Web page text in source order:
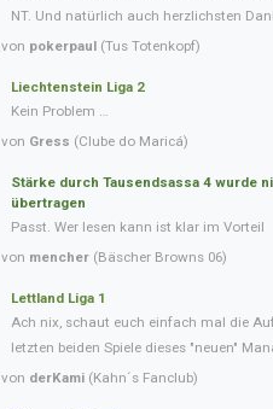
NT. Und natürlich auch herzlichsten
von pokerpaul (Tus Totenkopf)
Liechtenstein Liga 2
Kein Problem …
von Gress (Clube do Maricá)
Stärke durch Tausendsassa 4 wurde
übertragen
Passt. Wer lesen kann ist klar im Vorteil
von mencher (Bäscher Browns 06)
Lettland Liga 1
Ach nix, schaut euch einfach mal die
letzten beiden Spiele dieses "neuen"
von derKami (Kahn´s Fanclub)